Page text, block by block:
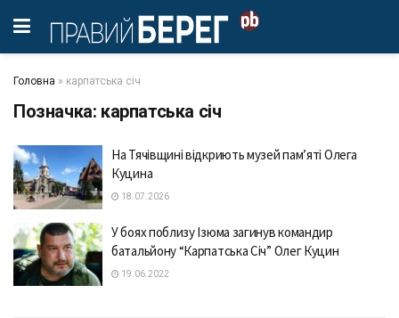
Головна » карпатська січ
Позначка: карпатська січ
На Тячівщині відкриють музей пам’яті Олега
Куцина
18.07.2026
У боях поблизу Ізюма загинув командир
батальйону “Карпатська Січ” Олег Куцин
19.06.2022